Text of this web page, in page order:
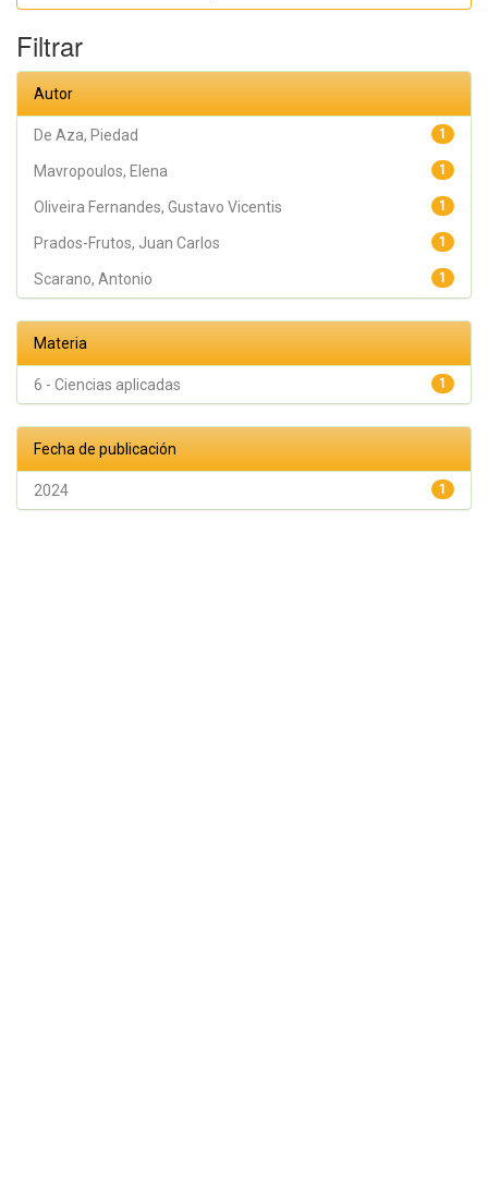
Filtrar
Autor
1
De Aza, Piedad
1
Mavropoulos, Elena
1
Oliveira Fernandes, Gustavo Vicentis
1
Prados-Frutos, Juan Carlos
1
Scarano, Antonio
Materia
1
6 - Ciencias aplicadas
Fecha de publicación
1
2024